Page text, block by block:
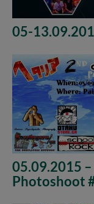
05-
05.09.2015
Photoshoot